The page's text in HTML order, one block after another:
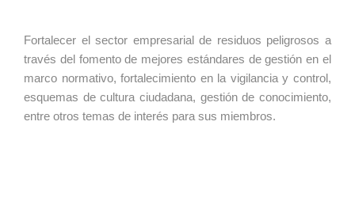
Fortalecer el sector empresarial de residuos peligrosos a
través del fomento de mejores estándares de gestión en el
marco normativo, fortalecimiento en la vigilancia y control,
esquemas de cultura ciudadana, gestión de conocimiento,
entre otros temas de interés para sus miembros.